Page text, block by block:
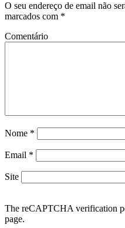
O seu endereço de email não
marcados com *
Comentário
Nome *
Email *
Site
The reCAPTCHA verification
page.